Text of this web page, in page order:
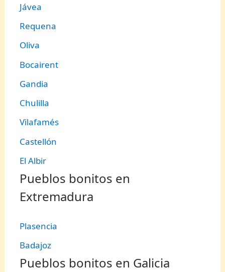
Jávea
Requena
Oliva
Bocairent
Gandia
Chulilla
Vilafamés
Castellón
El Albir
Pueblos bonitos en
Extremadura
Plasencia
Badajoz
Pueblos bonitos en Galicia